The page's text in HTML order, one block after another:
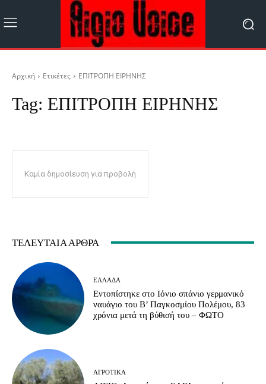
Αρχική Ετικέτες ΕΠΙΤΡΟΠΗ ΕΙΡΗΝΗΣ
Tag: ΕΠΙΤΡΟΠΗ ΕΙΡΗΝΗΣ
Καμία δημοσίευση για προβολή
ΤΕΛΕΥΤΑΊΑ ΆΡΘΡΑ
ΕΛΛΆΔΑ
Εντοπίστηκε στο Ιόνιο σπάνιο γερμανικό
ναυάγιο του Β’ Παγκοσμίου Πολέμου, 83
χρόνια μετά τη βύθισή του – ΦΩΤΟ
ΑΓΡΟΤΙΚΆ